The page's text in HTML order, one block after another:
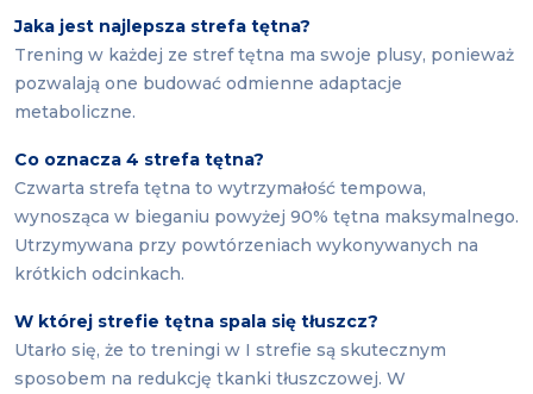
Jaka jest najlepsza strefa tętna?
Trening w każdej ze stref tętna ma swoje plusy, ponieważ
pozwalają one budować odmienne adaptacje
metaboliczne.
Co oznacza 4 strefa tętna?
Czwarta strefa tętna to wytrzymałość tempowa,
wynosząca w bieganiu powyżej 90% tętna maksymalnego.
Utrzymywana przy powtórzeniach wykonywanych na
krótkich odcinkach.
W której strefie tętna spala się tłuszcz?
Utarło się, że to treningi w I strefie są skutecznym
sposobem na redukcję tkanki tłuszczowej. W